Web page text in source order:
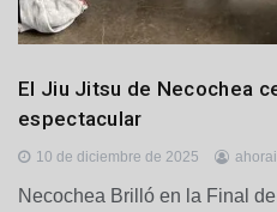
D
p
o
t
El Jiu Jitsu de Necochea
espectacular
10 de diciembre de 2025
Necochea Brilló en la Final